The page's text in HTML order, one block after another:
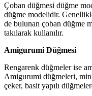
Çoban düğmesi düğme
düğme modelidir.
de bulunan çoban düğme
takılarak kullanılır.
Amigurumi Düğmesi
Rengarenk düğmeler ise
Amigurumi düğmeleri,
çeker, basit yapılı